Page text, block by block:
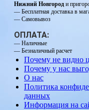
Нижний Новгород и
— Бесплатная доставка в
— Самовывоз
ОПЛАТА:
— Наличные
— Безналичный расчет
Почему не видно
Почему у нас
О нас
Политика
данных
Информация на